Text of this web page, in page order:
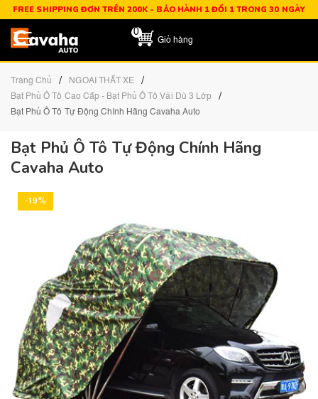
FREE SHIPPING ĐƠN TRÊN 200K - BẢO HÀNH 1 ĐỔI 1 TRONG 30 NGÀY
0
Giỏ hàng
Trang Chủ / NGOẠI THẤT XE /
Bạt Phủ Ô Tô Cao Cấp - Bạt Phủ Ô Tô Vải Dù 3 Lớp /
Bạt Phủ Ô Tô Tự Động Chính Hãng Cavaha Auto
Bạt Phủ Ô Tô Tự Động Chính Hãng
Cavaha Auto
-19%